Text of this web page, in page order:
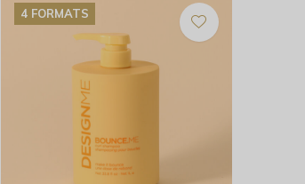
4 FORMATS